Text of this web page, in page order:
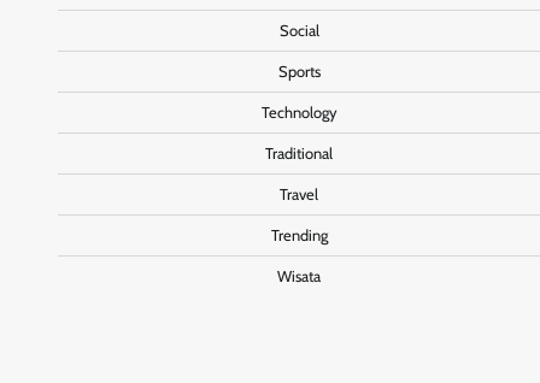
Social
Sports
Technology
Traditional
Travel
Trending
Wisata